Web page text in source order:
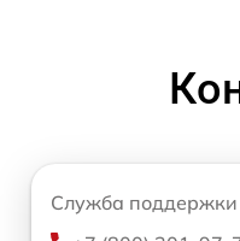
Служба поддержки